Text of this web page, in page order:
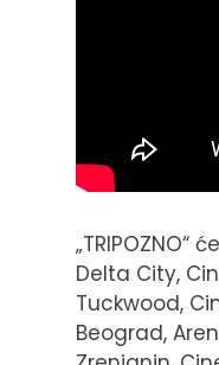
Delta City,
Tuckwood,
Beograd,